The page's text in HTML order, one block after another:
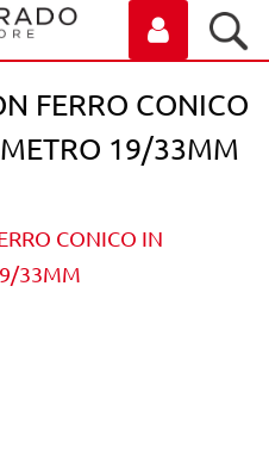
FERRO CONICO
19/33MM
CONICO IN
33MM